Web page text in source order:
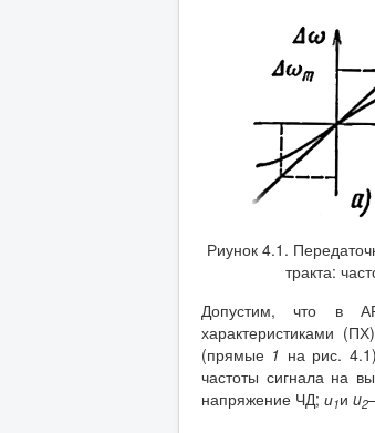
Риунок 4.1.
тракта:
Допустим, что в
характеристиками
(прямые 1 на рис.
частоты сигнала на
напряжение ЧД; и1и u2